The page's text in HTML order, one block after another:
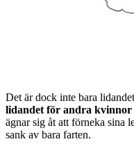
Det är dock inte bara
lidandet för andra kvinnor
ägnar sig åt att förneka sina
sank av bara farten.